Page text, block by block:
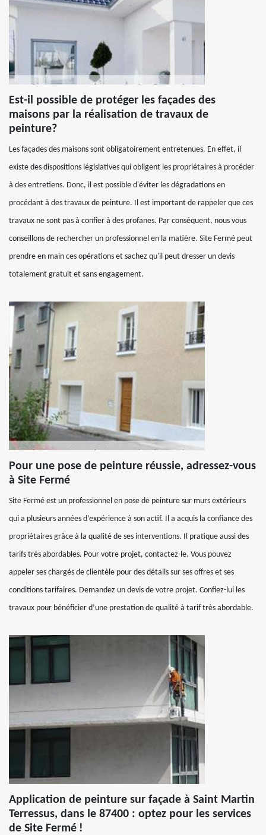
Est-il possible de protéger les façades des
maisons par la réalisation de travaux de
peinture?
Les façades des maisons sont obligatoirement entretenues. En effet, il
existe des dispositions législatives qui obligent les propriétaires à procéder
à des entretiens. Donc, il est possible d'éviter les dégradations en
procédant à des travaux de peinture. Il est important de rappeler que ces
travaux ne sont pas à confier à des profanes. Par conséquent, nous vous
conseillons de rechercher un professionnel en la matière. Site Fermé peut
prendre en main ces opérations et sachez qu'il peut dresser un devis
totalement gratuit et sans engagement.
Pour une pose de peinture réussie, adressez-vous
à Site Fermé
Site Fermé est un professionnel en pose de peinture sur murs extérieurs
qui a plusieurs années d’expérience à son actif. Il a acquis la confiance des
propriétaires grâce à la qualité de ses interventions. Il pratique aussi des
tarifs très abordables. Pour votre projet, contactez-le. Vous pouvez
appeler ses chargés de clientèle pour des détails sur ses offres et ses
conditions tarifaires. Demandez un devis de votre projet. Confiez-lui les
travaux pour bénéficier d’une prestation de qualité à tarif très abordable.
Application de peinture sur façade à Saint Martin
Terressus, dans le 87400 : optez pour les services
de Site Fermé !